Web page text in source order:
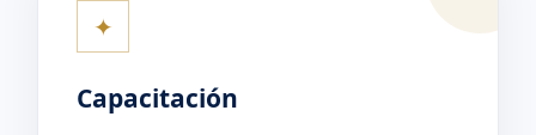
✦
Capacitación